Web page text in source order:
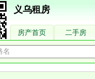
义乌租房
房产首页 二手房